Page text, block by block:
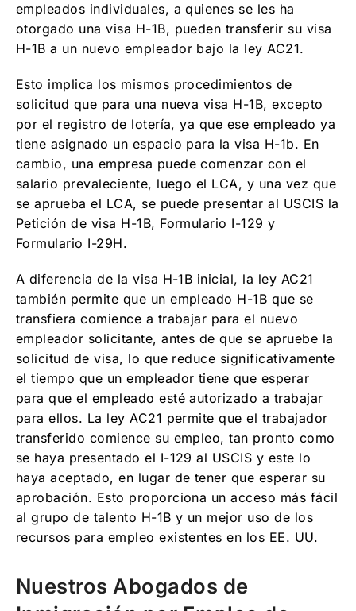
empleados individuales, a quienes se les ha
otorgado una visa H-1B, pueden transferir su visa
H-1B a un nuevo empleador bajo la ley AC21.
Esto implica los mismos procedimientos de
solicitud que para una nueva visa H-1B, excepto
por el registro de lotería, ya que ese empleado ya
tiene asignado un espacio para la visa H-1b. En
cambio, una empresa puede comenzar con el
salario prevaleciente, luego el LCA, y una vez que
se aprueba el LCA, se puede presentar al USCIS la
Petición de visa H-1B, Formulario I-129 y
Formulario I-29H.
A diferencia de la visa H-1B inicial, la ley AC21
también permite que un empleado H-1B que se
transfiera comience a trabajar para el nuevo
empleador solicitante, antes de que se apruebe la
solicitud de visa, lo que reduce significativamente
el tiempo que un empleador tiene que esperar
para que el empleado esté autorizado a trabajar
para ellos. La ley AC21 permite que el trabajador
transferido comience su empleo, tan pronto como
se haya presentado el I-129 al USCIS y este lo
haya aceptado, en lugar de tener que esperar su
aprobación. Esto proporciona un acceso más fácil
al grupo de talento H-1B y un mejor uso de los
recursos para empleo existentes en los EE. UU.
Nuestros Abogados de